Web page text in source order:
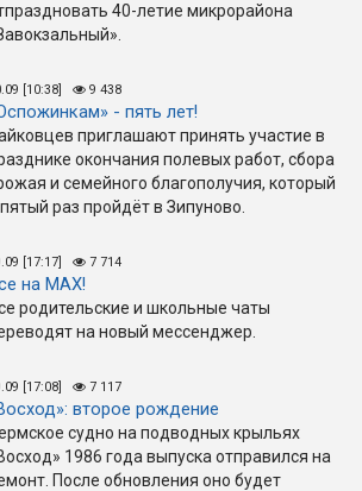
40-летие микрорайона
[10:38] 9 438
- пять лет!
приглашают принять участие в
окончания полевых работ, сбора
и семейного благополучия, который
раз пройдёт в Зипуново.
[17:17] 7 714
на МАX!
родительские и школьные чаты
на новый мессенджер.
[17:08] 7 117
второе рождение
судно на подводных крыльях
1986 года выпуска отправился на
После обновления оно будет